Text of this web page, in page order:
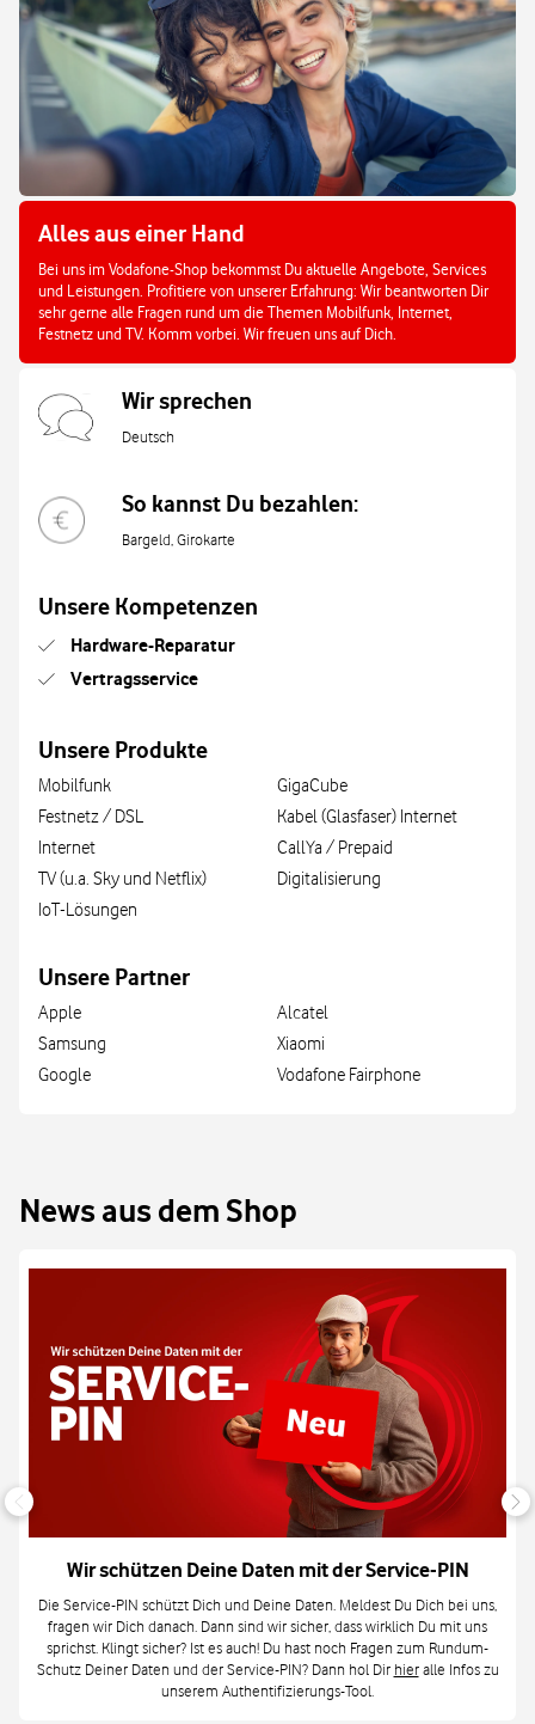
Alles aus einer Hand
Bei uns im Vodafone-Shop bekommst Du aktuelle Angebote, Services
und Leistungen. Profitiere von unserer Erfahrung: Wir beantworten Dir
sehr gerne alle Fragen rund um die Themen Mobilfunk, Internet,
Festnetz und TV. Komm vorbei. Wir freuen uns auf Dich.
Wir sprechen
Deutsch
So kannst Du bezahlen:
Bargeld, Girokarte
Unsere Kompetenzen
Hardware-Reparatur
Vertragsservice
Unsere Produkte
Mobilfunk
Festnetz / DSL
Internet
TV (u.a. Sky und Netflix)
IoT-Lösungen
GigaCube
Kabel (Glasfaser) Internet
CallYa / Prepaid
Digitalisierung
Unsere Partner
Apple
Samsung
Google
Alcatel
Xiaomi
Vodafone Fairphone
News aus dem Shop
Wir schützen Deine Daten mit der Service-PIN
Die Service-PIN schützt Dich und Deine Daten. Meldest Du Dich bei uns,
fragen wir Dich danach. Dann sind wir sicher, dass wirklich Du mit uns
sprichst. Klingt sicher? Ist es auch! Du hast noch Fragen zum Rundum-
Schutz Deiner Daten und der Service-PIN? Dann hol Dir hieralle Infos zu
unserem Authentifizierungs-Tool.